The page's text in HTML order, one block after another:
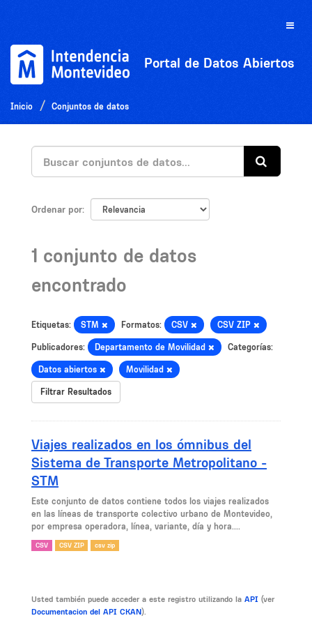
Toggle
Portal de Datos Abiertos
Inicio Conjuntos de datos
Ordenar por
1 conjunto de datos
encontrado
Etiquetas: STM Formatos: CSV CSV ZIP
Publicadores: Departamento de Movilidad Categorías:
Datos abiertos Movilidad
Filtrar Resultados
Viajes realizados en los ómnibus del
Sistema de Transporte Metropolitano -
STM
Este conjunto de datos contiene todos los viajes realizados
en las líneas de transporte colectivo urbano de Montevideo,
por empresa operadora, línea, variante, día y hora....
CSV CSV ZIP csv zip
Usted también puede acceder a este registro utilizando la API (ver
Documentacion del API CKAN).